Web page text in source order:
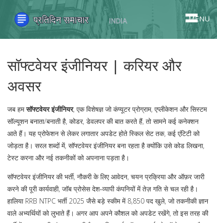
MENU
सॉफ्टवेयर इंजीनियर | करियर और
अवसर
जब हमसॉफ्टवेयर इंजीनियर, एक विशेषज्ञ जो कंप्यूटर प्रोग्राम, एप्लीकेशन और सिस्टम
सॉल्यूशन बनाता/बनाती है, कोडर, डेवलपरकी बात करते हैं, तो सामने कई कनेक्शन
आते हैं। यह प्रोफेशन से लेकर लगातार अपडेट होते स्किल सेट तक, कई एंटिटी को
जोड़ता है। सरल शब्दों में, सॉफ्टवेयर इंजीनियर बना रहता है क्योंकि उसे कोड लिखना,
टेस्ट करना और नई तकनीकों को अपनाना पड़ता है।
सॉफ्टवेयर इंजीनियर कीभर्ती, नौकरी के लिए आवेदन, चयन प्रक्रिया और ऑफ़र जारी
करने की पूरी कार्यवाही, जॉब प्रोसेसदेश‑व्यापी कंपनियों में तेज़ गति से चल रही है।
हालिया RRB NTPC भर्ती 2025 जैसे बड़े स्कीम में 8,850 पद खुले, जो तकनीकी ज्ञान
वाले अभ्यर्थियों को लुभाते हैं। अगर आप अपने कौशल को अपडेट रखेंगे, तो इस तरह की